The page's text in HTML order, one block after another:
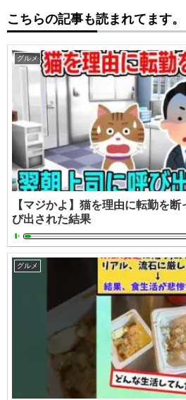
こちらの記事も読まれてます。
グルメ
【マジかよ】猫を理由に転勤を
び出された結果
グルメ